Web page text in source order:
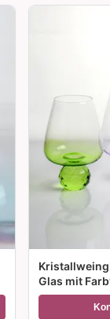
Glas mit
Geschenke